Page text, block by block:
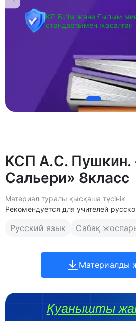
ҚР Білім және Ғылым
стандартымен жасалған
КСП А.С. Пушкин.
Сальери» 8класс
Материал туралы қысқаша түсінік
Рекомендуется для учителей
Русский язык Сабақ
Материалды
Қуанышты